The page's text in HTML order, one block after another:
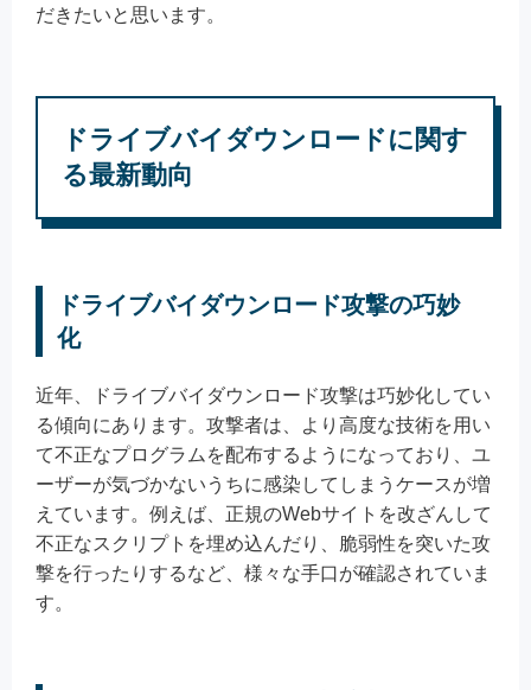
だきたいと思います。
ドライブバイダウンロードに関す
る最新動向
ドライブバイダウンロード攻撃の巧妙
化
近年、ドライブバイダウンロード攻撃は巧妙化してい
る傾向にあります。攻撃者は、より高度な技術を用い
て不正なプログラムを配布するようになっており、ユ
ーザーが気づかないうちに感染してしまうケースが増
えています。例えば、正規のWebサイトを改ざんして
不正なスクリプトを埋め込んだり、脆弱性を突いた攻
撃を行ったりするなど、様々な手口が確認されていま
す。